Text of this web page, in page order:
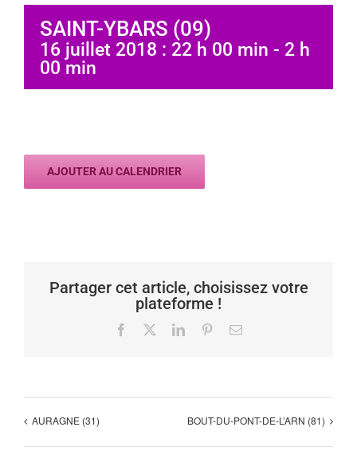
SAINT-YBARS (09)
16 juillet 2018 : 22 h 00 min - 2 h
00 min
AJOUTER AU CALENDRIER
Partager cet article, choisissez votre
plateforme !
Facebook LinkedInPinterestEmail
AURAGNE (31) BOUT-DU-PONT-DE-L’ARN (81)